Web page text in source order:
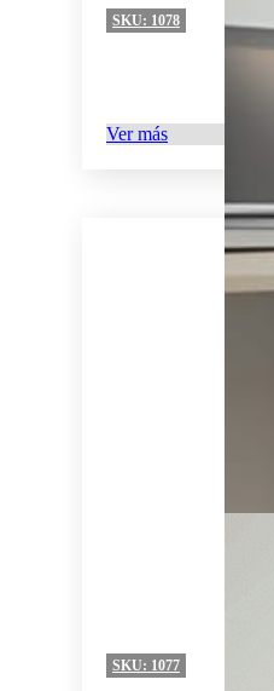
SKU: 1078
Ver más
SKU: 1077